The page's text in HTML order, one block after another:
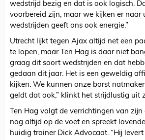
wedstrijd bezig en dat is ook logisch.
voorbereid zijn, maar we kijken er naar
wedstrijden geeft ons ook energie.”
Utrecht lijkt tegen Ajax altijd net een
te lopen, maar Ten Hag is daar niet
graag dit soort wedstrijden en dat
gedaan dit jaar. Het is een geweldig
kijken. We kunnen onze borst
geldt dat ook,” klinkt het strijdlustig uit
Ten Hag volgt de verrichtingen van
nog altijd op de voet en spreekt
huidig trainer Dick Advocaat. “Hij